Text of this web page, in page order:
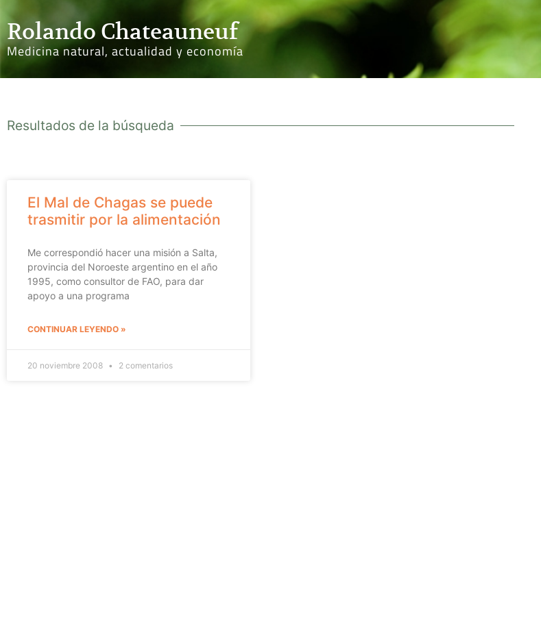
Rolando Chateauneuf
Medicina natural, actualidad y economía
Resultados de la búsqueda
El Mal de Chagas se puede
trasmitir por la alimentación
Me correspondió hacer una misión a Salta,
provincia del Noroeste argentino en el año
1995, como consultor de FAO, para dar
apoyo a una programa
CONTINUAR LEYENDO »
20 noviembre 2008 2 comentarios